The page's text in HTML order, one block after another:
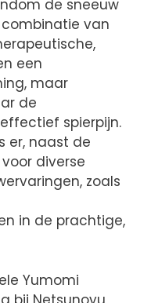
de sneeuw
combinatie van
een
maar
de
spierpijn.
er, naast de
diverse
zoals
in de prachtige,
Yumomi